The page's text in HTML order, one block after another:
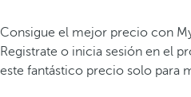
Consigue el mejor precio con
Registrate o inicia sesión en el
este fantástico precio solo para